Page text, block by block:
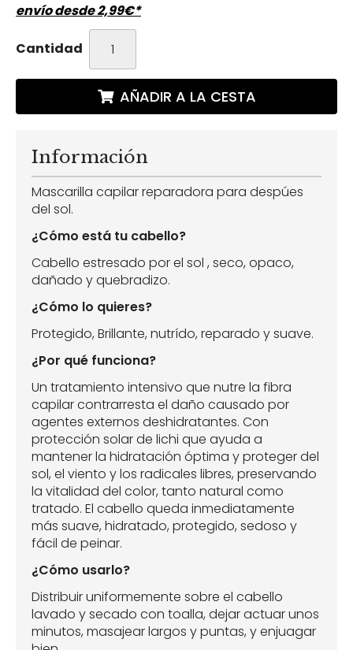
envío desde2,99€*
Cantidad
AÑADIR A LA CESTA
Información
Mascarilla capilar reparadora para despúes
del sol.
¿Cómo está tu cabello?
Cabello estresado por el sol , seco, opaco,
dañado y quebradizo.
¿Cómo lo quieres?
Protegido, Brillante, nutrído, reparado y suave.
¿Por qué funciona?
Un tratamiento intensivo que nutre la fibra
capilar contrarresta el daño causado por
agentes externos deshidratantes. Con
protección solar de lichi que ayuda a
mantener la hidratación óptima y proteger del
sol, el viento y los radicales libres, preservando
la vitalidad del color, tanto natural como
tratado. El cabello queda inmediatamente
más suave, hidratado, protegido, sedoso y
fácil de peinar.
¿Cómo usarlo?
Distribuir uniformemente sobre el cabello
lavado y secado con toalla, dejar actuar unos
minutos, masajear largos y puntas, y enjuagar